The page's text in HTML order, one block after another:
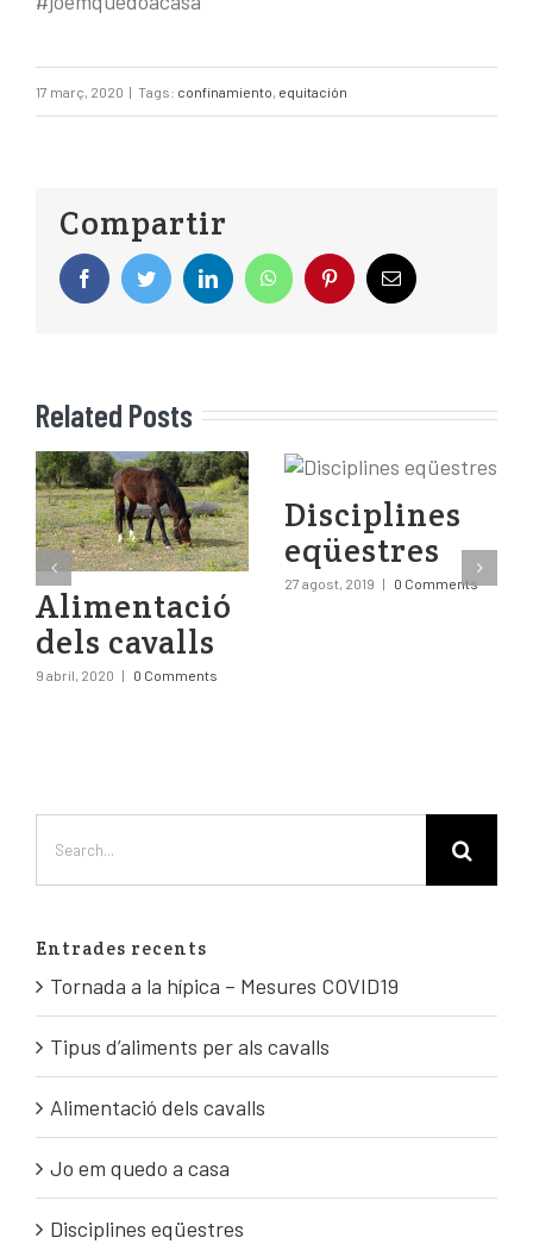
17 març, 2020 | Tags: confinamiento, equitación
Compartir
Related Posts
Alimentació
dels cavalls
9 abril, 2020 | 0 Comments
Disciplines
eqüestres
27 agost, 2019 | 0 Comments
Entrades recents
Tornada a la hípica – Mesures COVID19
Tipus d’aliments per als cavalls
Alimentació dels cavalls
Jo em quedo a casa
Disciplines eqüestres